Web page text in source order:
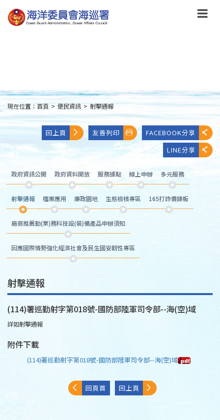
到
主
:::
現在位置： 首頁 > 便民資訊 > 射擊通報
回上頁 友善列印
FACEBOOK分享
LINE分享
政府資訊公開 政府資料開放 服務據點 線上申辦 多元服務
射擊通報 檔案應用 廉政園地 生態檢核專區 165打詐儀錶板
廠商推薦勤(業)務科技設(裝)備產品申辦須知
因應國際情勢強化經濟社會及民生國安韌性專區
射擊通報
(114)署巡勤射字第018號-國防部陸軍司令部--海(空)域
詳如射擊通報
附件下載
(114)署巡勤射字第018號-國防部陸軍司令部--海(空)域
回頁首 回上頁